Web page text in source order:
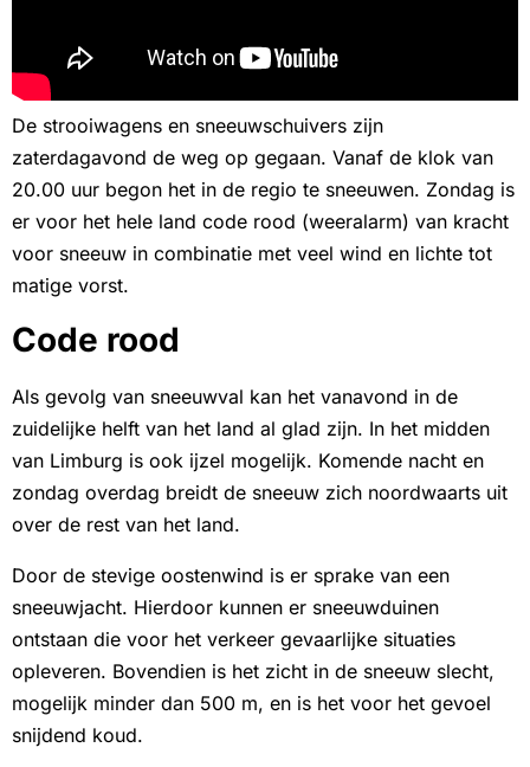
De strooiwagens en sneeuwschuivers zijn
zaterdagavond de weg op gegaan. Vanaf de klok van
20.00 uur begon het in de regio te sneeuwen. Zondag is
er voor het hele land code rood (weeralarm) van kracht
voor sneeuw in combinatie met veel wind en lichte tot
matige vorst.
Code rood
Als gevolg van sneeuwval kan het vanavond in de
zuidelijke helft van het land al glad zijn. In het midden
van Limburg is ook ijzel mogelijk. Komende nacht en
zondag overdag breidt de sneeuw zich noordwaarts uit
over de rest van het land.
Door de stevige oostenwind is er sprake van een
sneeuwjacht. Hierdoor kunnen er sneeuwduinen
ontstaan die voor het verkeer gevaarlijke situaties
opleveren. Bovendien is het zicht in de sneeuw slecht,
mogelijk minder dan 500 m, en is het voor het gevoel
snijdend koud.